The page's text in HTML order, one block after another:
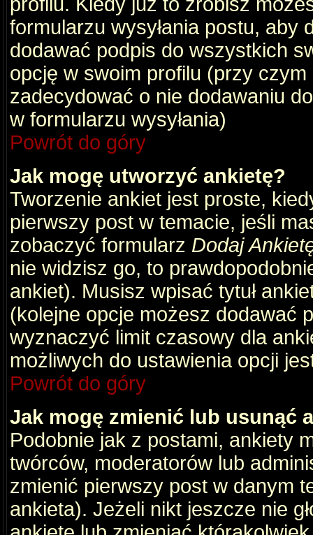
formularzu wysyłania postu,
dodawać podpis do wszystkich
opcję w swoim profilu (przy
zadecydować o nie dodawaniu
w formularzu wysyłania)
Powrót do góry
Jak mogę utworzyć ankietę?
Tworzenie ankiet jest proste,
pierwszy post w temacie, jeśli
zobaczyć formularz Dodaj
nie widzisz go, to
ankiet). Musisz wpisać tytuł
(kolejne opcje możesz dodawać
wyznaczyć limit czasowy dla
możliwych do ustawienia opcji
Powrót do góry
Jak mogę zmienić lub usunąć
Podobnie jak z postami, ankiety
twórców, moderatorów lub
zmienić pierwszy post w danym
ankieta). Jeżeli nikt jeszcze nie